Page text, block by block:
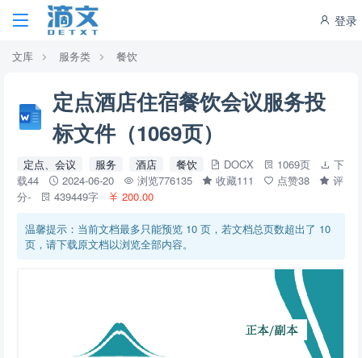
登录
文库 服务类 餐饮
定点酒店住宿餐饮会议服务投
标文件（1069页）
定点、会议 服务 酒店 餐饮 DOCX 1069页
下
载44
2024-06-20 浏览776135 收藏111 点赞38
评
分-
439449字 200.00
温馨提示：当前文档最多只能预览 10 页，若文档总页数超出了 10
页，请下载原文档以浏览全部内容。